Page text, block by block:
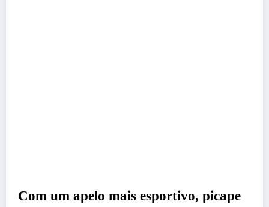
Com um apelo mais esportivo, picape